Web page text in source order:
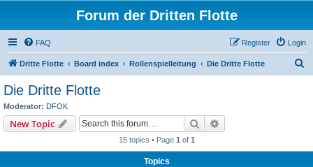
Forum der Dritten Flotte
FAQ Login
Register
Dritte Flotte Board index Rollenspielleitung Die Dritte Flotte
Die Dritte Flotte
Moderator: DFOK
New Topic Search
15 topics • Page 1 of 1
Topics